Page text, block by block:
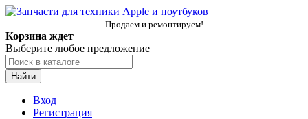
Продаем и ремонтируем!
Корзина ждет
Выберите любое предложение
Найти
Вход
Регистрация